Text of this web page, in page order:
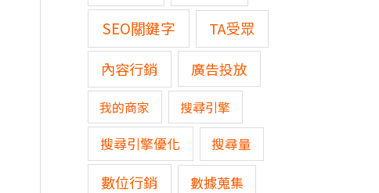
SEO關鍵字
TA受眾
內容行銷
廣告投放
我的商家 搜尋引擎
搜尋引擎優化 搜尋量
數位行銷 數據蒐集